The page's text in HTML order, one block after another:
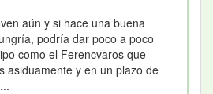
aún y si hace una buena
podría dar poco a poco
como el Ferencvaros que
asiduamente y en un plazo de